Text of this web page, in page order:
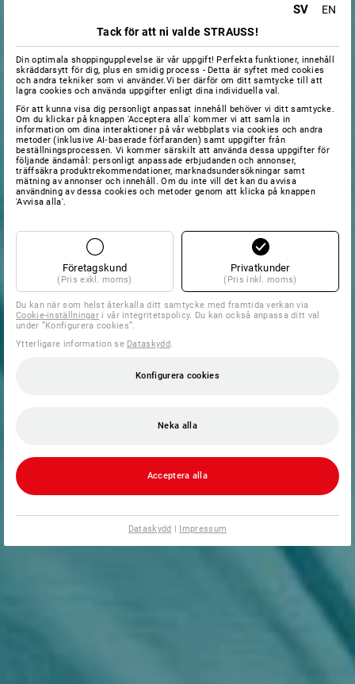
SV
EN
Tack för att ni valde STRAUSS!
Din optimala shoppingupplevelse är vår uppgift! Perfekta funktioner, innehåll
skräddarsytt för dig, plus en smidig process - Detta är syftet med cookies
och andra tekniker som vi använder.Vi ber därför om ditt samtycke till att
lagra cookies och använda uppgifter enligt dina individuella val.
För att kunna visa dig personligt anpassat innehåll behöver vi ditt samtycke.
Om du klickar på knappen 'Acceptera alla' kommer vi att samla in
information om dina interaktioner på vår webbplats via cookies och andra
metoder (inklusive AI‑baserade förfaranden) samt uppgifter från
beställningsprocessen. Vi kommer särskilt att använda dessa uppgifter för
följande ändamål: personligt anpassade erbjudanden och annonser,
träffsäkra produktrekommendationer, marknadsundersökningar samt
mätning av annonser och innehåll. Om du inte vill det kan du avvisa
användning av dessa cookies och metoder genom att klicka på knappen
'Avvisa alla'.
Företagskund
(Pris exkl. moms)
Privatkunder
(Pris inkl. moms)
Du kan när som helst återkalla ditt samtycke med framtida verkan via
Cookie-inställningar i vår integritetspolicy. Du kan också anpassa ditt val
under ”Konfigurera cookies”.
Ytterligare information se Dataskydd.
Konfigurera cookies
Neka alla
Acceptera alla
Dataskydd | Impressum